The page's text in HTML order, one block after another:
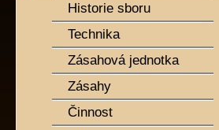
Historie sboru
Technika
Zásahová jednotka
Zásahy
Činnost